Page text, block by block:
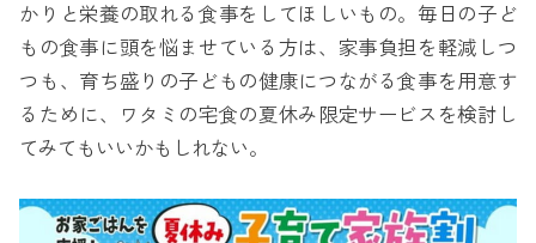
かりと栄養の取れる食事をしてほしいもの。毎日の子ど
もの食事に頭を悩ませている方は、家事負担を軽減しつ
つも、育ち盛りの子どもの健康につながる食事を用意す
るために、ワタミの宅食の夏休み限定サービスを検討し
てみてもいいかもしれない。